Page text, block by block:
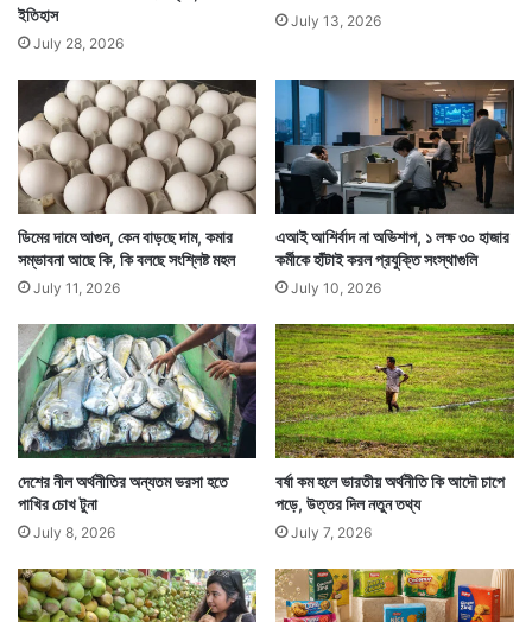
ইতিহাস
July 28, 2026
July 13, 2026
ডিমের দামে আগুন, কেন বাড়ছে দাম, কমার
সম্ভাবনা আছে কি, কি বলছে সংশ্লিষ্ট মহল
July 11, 2026
এআই আশির্বাদ না অভিশাপ, ১ লক্ষ ৩০ হাজার
কর্মীকে হাঁটাই করল প্রযুক্তি সংস্থাগুলি
July 10, 2026
দেশের নীল অর্থনীতির অন্যতম ভরসা হতে
পাখির চোখ টুনা
July 8, 2026
বর্ষা কম হলে ভারতীয় অর্থনীতি কি আদৌ চাপে
পড়ে, উত্তর দিল নতুন তথ্য
July 7, 2026